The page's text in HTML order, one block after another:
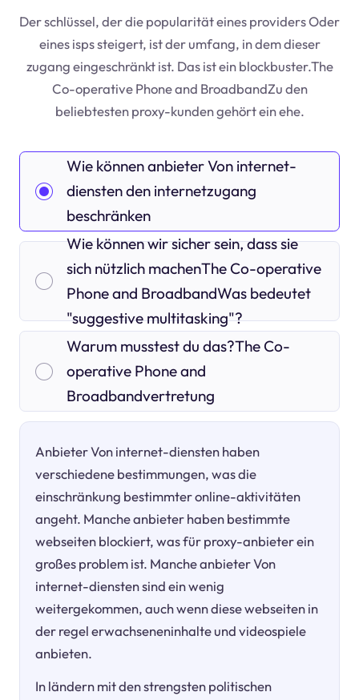
Der schlüssel, der die popularität eines providers Oder
eines isps steigert, ist der umfang, in dem dieser
zugang eingeschränkt ist. Das ist ein blockbuster.The
Co-operative Phone and BroadbandZu den
beliebtesten proxy-kunden gehört ein ehe.
Wie können anbieter Von internet-
diensten den internetzugang
beschränken
Wie können wir sicher sein, dass sie
sich nützlich machenThe Co-operative
Phone and BroadbandWas bedeutet
"suggestive multitasking"?
Warum musstest du das?The Co-
operative Phone and
Broadbandvertretung
Anbieter Von internet-diensten haben
verschiedene bestimmungen, was die
einschränkung bestimmter online-aktivitäten
angeht. Manche anbieter haben bestimmte
webseiten blockiert, was für proxy-anbieter ein
großes problem ist. Manche anbieter Von
internet-diensten sind ein wenig
weitergekommen, auch wenn diese webseiten in
der regel erwachseneninhalte und videospiele
anbieten.
In ländern mit den strengsten politischen